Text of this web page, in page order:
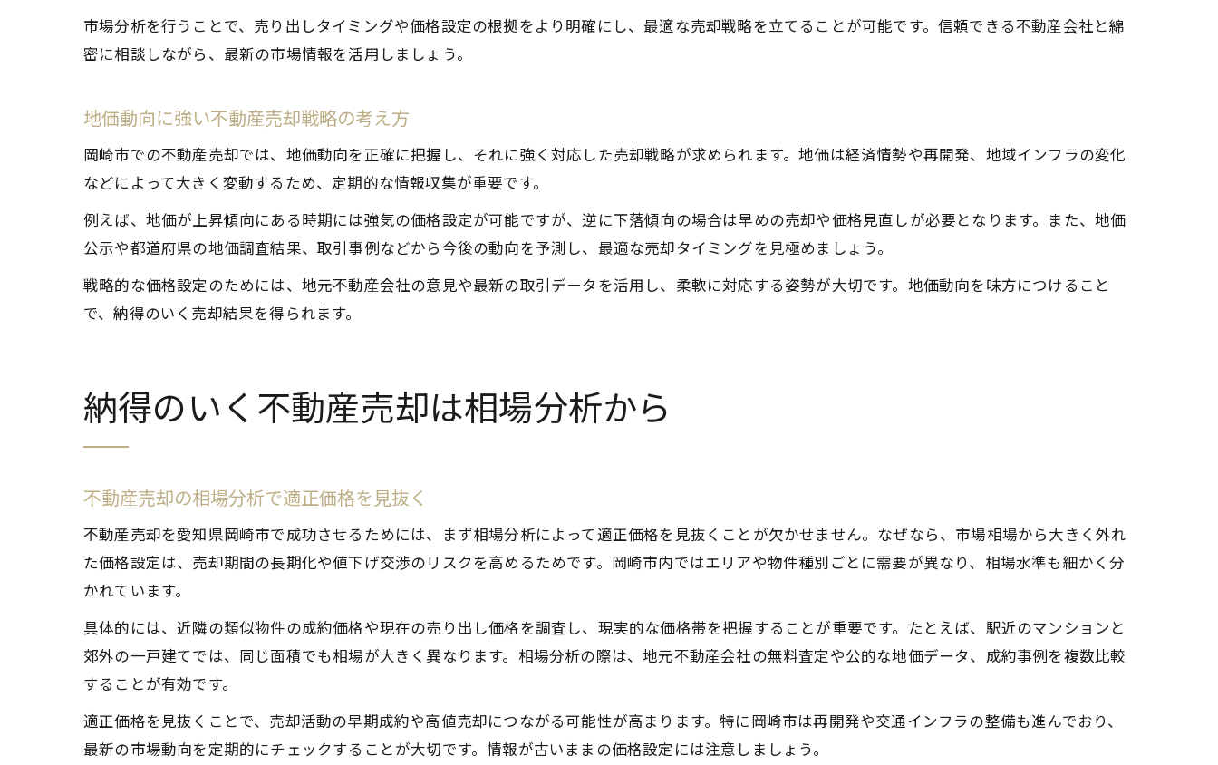
市場分析を行うことで、売り出しタイミングや価格設定の根拠をより明確にし、最適な売却戦略を立てることが可能です。信頼できる不動産会社と綿
密に相談しながら、最新の市場情報を活用しましょう。
地価動向に強い不動産売却戦略の考え方
岡崎市での不動産売却では、地価動向を正確に把握し、それに強く対応した売却戦略が求められます。地価は経済情勢や再開発、地域インフラの変化
などによって大きく変動するため、定期的な情報収集が重要です。
例えば、地価が上昇傾向にある時期には強気の価格設定が可能ですが、逆に下落傾向の場合は早めの売却や価格見直しが必要となります。また、地価
公示や都道府県の地価調査結果、取引事例などから今後の動向を予測し、最適な売却タイミングを見極めましょう。
戦略的な価格設定のためには、地元不動産会社の意見や最新の取引データを活用し、柔軟に対応する姿勢が大切です。地価動向を味方につけること
で、納得のいく売却結果を得られます。
納得のいく不動産売却は相場分析から
不動産売却の相場分析で適正価格を見抜く
不動産売却を愛知県岡崎市で成功させるためには、まず相場分析によって適正価格を見抜くことが欠かせません。なぜなら、市場相場から大きく外れ
た価格設定は、売却期間の長期化や値下げ交渉のリスクを高めるためです。岡崎市内ではエリアや物件種別ごとに需要が異なり、相場水準も細かく分
かれています。
具体的には、近隣の類似物件の成約価格や現在の売り出し価格を調査し、現実的な価格帯を把握することが重要です。たとえば、駅近のマンションと
郊外の一戸建てでは、同じ面積でも相場が大きく異なります。相場分析の際は、地元不動産会社の無料査定や公的な地価データ、成約事例を複数比較
することが有効です。
適正価格を見抜くことで、売却活動の早期成約や高値売却につながる可能性が高まります。特に岡崎市は再開発や交通インフラの整備も進んでおり、
最新の市場動向を定期的にチェックすることが大切です。情報が古いままの価格設定には注意しましょう。